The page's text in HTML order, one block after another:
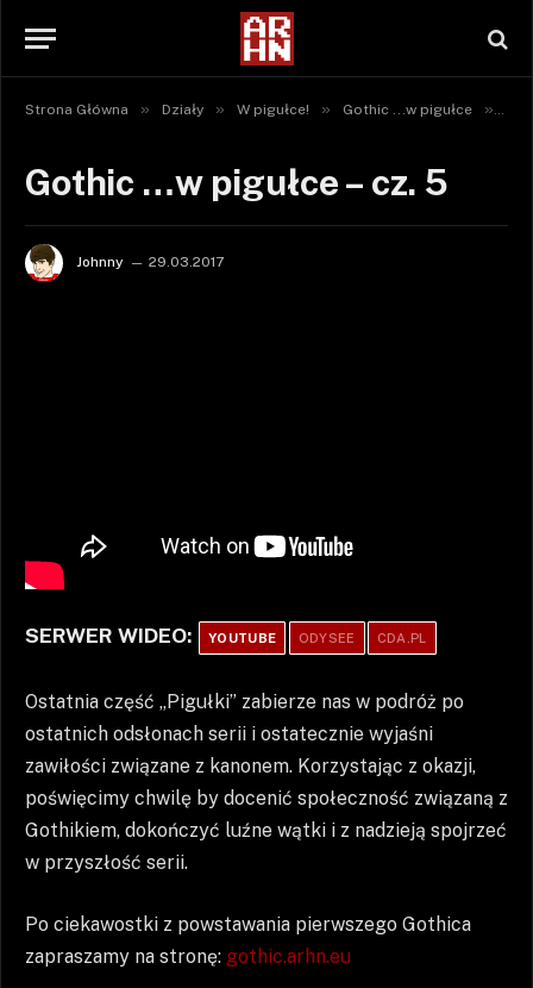
Strona Główna » Działy » W pigułce! » Gothic ...w pigułce »
Gothic …w pigułce – cz. 5
Johnny 29.03.2017
SERWER WIDEO: YOUTUBE ODYSEE CDA.PL
Ostatnia część „Pigułki” zabierze nas w podróż po
ostatnich odsłonach serii i ostatecznie wyjaśni
zawiłości związane z kanonem. Korzystając z okazji,
poświęcimy chwilę by docenić społeczność związaną z
Gothikiem, dokończyć luźne wątki i z nadzieją spojrzeć
w przyszłość serii.
Po ciekawostki z powstawania pierwszego Gothica
zapraszamy na stronę: gothic.arhn.eu